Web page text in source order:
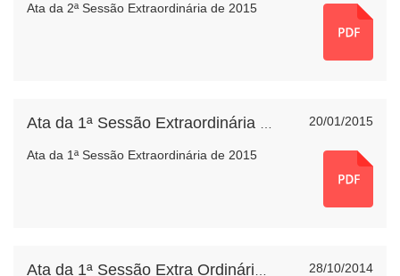
Ata da 2ª Sessão Extraordinária de 2015
20/01/2015
Ata da 1ª Sessão Extraordinária de 2015
28/10/2014